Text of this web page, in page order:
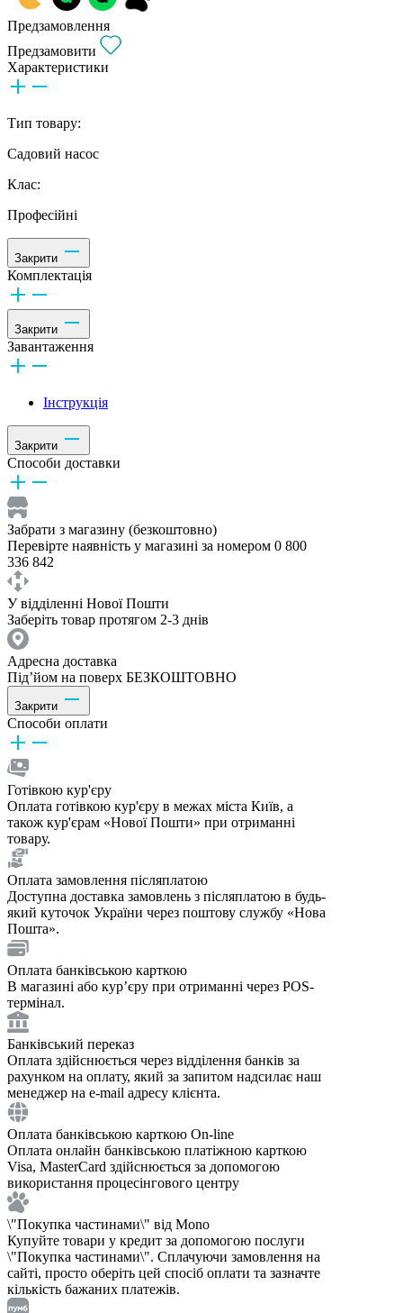
Предзамовлення
Предзамовити
Характеристики
Тип товару:
Садовий насос
Клас:
Професійні
Закрити
Комплектація
Закрити
Завантаження
Інструкція
Закрити
Способи доставки
Забрати з магазину (безкоштовно)
Перевірте наявність у магазині за номером 0 800
336 842
У відділенні Нової Пошти
Заберіть товар протягом 2-3 днів
Адресна доставка
Під’йом на поверх БЕЗКОШТОВНО
Закрити
Способи оплати
Готівкою кур'єру
Оплата готівкою кур'єру в межах міста Київ, а
також кур'єрам «Нової Пошти» при отриманні
товару.
Оплата замовлення післяплатою
Доступна доставка замовлень з післяплатою в будь-
який куточок України через поштову службу «Нова
Пошта».
Оплата банківською карткою
В магазині або курʼєру при отриманні через POS-
термінал.
Банківський переказ
Оплата здійснюється через відділення банків за
рахунком на оплату, який за запитом надсилає наш
менеджер на e-mail адресу клієнта.
Оплата банківською карткою On-line
Оплата онлайн банківською платіжною карткою
Visa, MasterCard здійснюється за допомогою
використання процесінгового центру
\"Покупка частинами\" від Mono
Купуйте товари у кредит за допомогою послуги
\"Покупка частинами\". Сплачуючи замовлення на
сайті, просто оберіть цей спосіб оплати та зазначте
кількість бажаних платежів.